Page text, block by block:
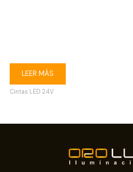
LEER MÁS
Cintas LED 24V